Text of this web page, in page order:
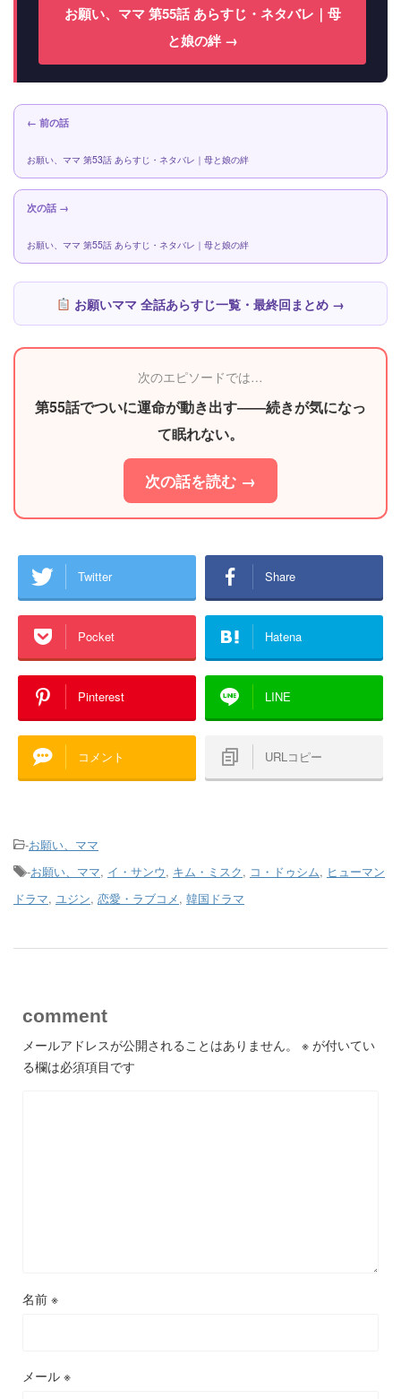
お願い、ママ 第55話 あらすじ・ネタバレ｜母
と娘の絆 →
← 前の話
お願い、ママ 第53話 あらすじ・ネタバレ｜母と娘の絆
次の話 →
お願い、ママ 第55話 あらすじ・ネタバレ｜母と娘の絆
お願いママ 全話あらすじ一覧・最終回まとめ →
次のエピソードでは…
第55話でついに運命が動き出す――続きが気になっ
て眠れない。
次の話を読む →
Twitter Share
Pocket Hatena
Pinterest LINE
コメント URLコピー
-お願い、ママ
-お願い、ママ, イ・サンウ, キム・ミスク, コ・ドゥシム, ヒューマン
ドラマ, ユジン, 恋愛・ラブコメ, 韓国ドラマ
comment
メールアドレスが公開されることはありません。 ※ が付いてい
る欄は必須項目です
名前 ※
メール ※